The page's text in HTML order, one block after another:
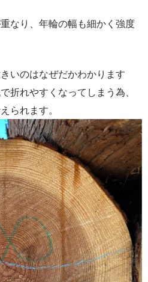
なり、年輪の幅も細かく強度
いのはなぜだかわかります
折れやすくなってしまう為、
られます。